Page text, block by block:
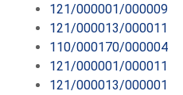
121/000001/000009
121/000013/000011
110/000170/000004
121/000001/000011
121/000013/000001